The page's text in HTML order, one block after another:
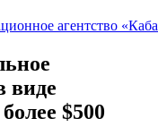
виде
$500